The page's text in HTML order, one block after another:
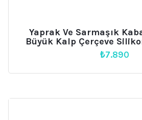
Yaprak Ve Sarmaşık
Büyük Kalp Çerçeve
₺7.890